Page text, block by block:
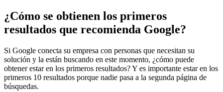
¿Cómo se obtienen los primeros
resultados que recomienda Google?
Si Google conecta su empresa con personas que necesitan su
solución y la están buscando en este momento, ¿cómo puede
obtener estar en los primeros resultados? Y es importante estar en los
primeros 10 resultados porque nadie pasa a la segunda página de
búsquedas.